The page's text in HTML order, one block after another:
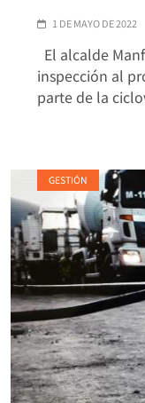
1 DE MAYO DE 2022
El alcalde
inspección al
parte de la
GESTIÓN